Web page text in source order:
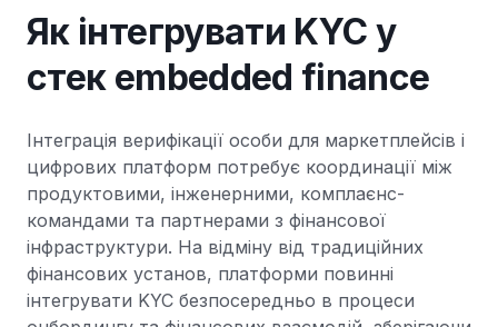
Як інтегрувати KYC у
стек embedded finance
Інтеграція верифікації особи для маркетплейсів і
цифрових платформ потребує координації між
продуктовими, інженерними, комплаєнс-
командами та партнерами з фінансової
інфраструктури. На відміну від традиційних
фінансових установ, платформи повинні
інтегрувати KYC безпосередньо в процеси